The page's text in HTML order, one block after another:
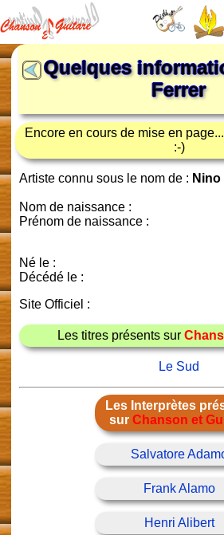
Quelques
Ferrer
Encore en cours de mise en
:-)
Artiste connu sous le nom de : Nino
Nom de naissance :
Prénom de naissance :
Né le :
Décédé le :
Site Officiel :
Les titres présents sur
Le Sud
Les Interprètes
sur Chanson et
Salvatore
Frank Alamo
Henri Alibert